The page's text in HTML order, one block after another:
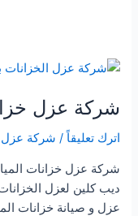
شركة عزل
اترك تعليقاً / شركة عزل
ديب كلين لعزل
عزل و صيانة خزانات